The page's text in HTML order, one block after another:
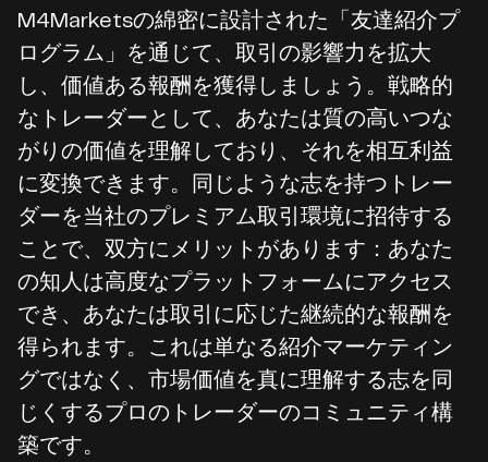
M4Marketsの綿密に設計された「友達紹介プ
ログラム」を通じて、取引の影響力を拡大
し、価値ある報酬を獲得しましょう。戦略的
なトレーダーとして、あなたは質の高いつな
がりの価値を理解しており、それを相互利益
に変換できます。同じような志を持つトレー
ダーを当社のプレミアム取引環境に招待する
ことで、双方にメリットがあります：あなた
の知人は高度なプラットフォームにアクセス
でき、あなたは取引に応じた継続的な報酬を
得られます。これは単なる紹介マーケティン
グではなく、市場価値を真に理解する志を同
じくするプロのトレーダーのコミュニティ構
築です。